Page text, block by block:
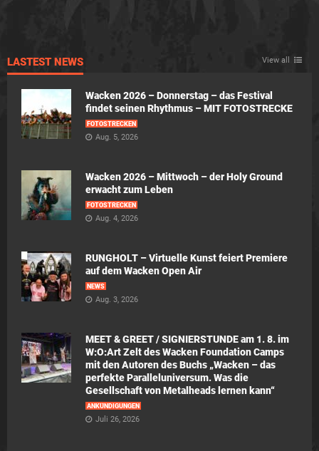
LASTEST NEWS View all
Wacken 2026 – Donnerstag – das Festival
findet seinen Rhythmus – MIT FOTOSTRECKE
FOTOSTRECKEN
Aug. 5, 2026
Wacken 2026 – Mittwoch – der Holy Ground
erwacht zum Leben
FOTOSTRECKEN
Aug. 4, 2026
RUNGHOLT – Virtuelle Kunst feiert Premiere
auf dem Wacken Open Air
NEWS
Aug. 3, 2026
MEET & GREET / SIGNIERSTUNDE am 1. 8. im
W:O:Art Zelt des Wacken Foundation Camps
mit den Autoren des Buchs „Wacken – das
perfekte Paralleluniversum. Was die
Gesellschaft von Metalheads lernen kann“
ANKÜNDIGUNGEN
Juli 26, 2026